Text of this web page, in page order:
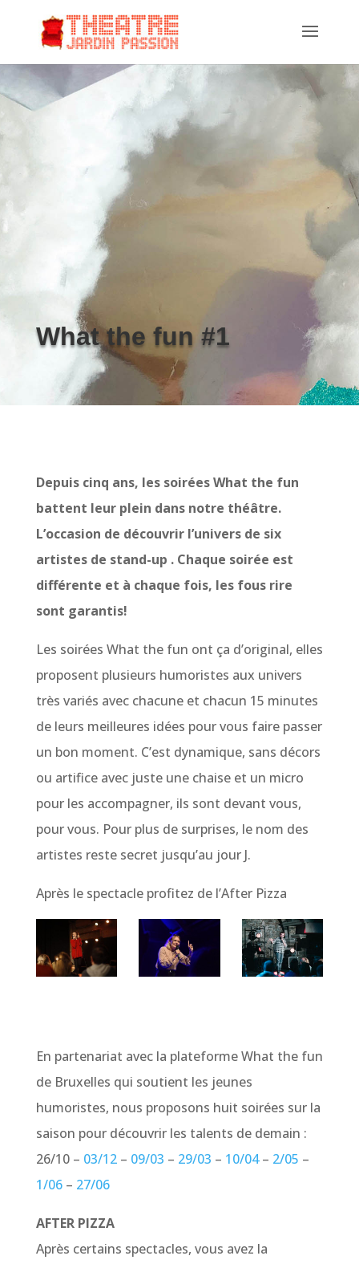
What the fun #1
Depuis cinq ans, les soirées What the fun
battent leur plein dans notre théâtre.
L’occasion de découvrir l’univers de six
artistes de stand-up . Chaque soirée est
différente et à chaque fois, les fous rire
sont garantis!
Les soirées What the fun ont ça d’original, elles
proposent plusieurs humoristes aux univers
très variés avec chacune et chacun 15 minutes
de leurs meilleures idées pour vous faire passer
un bon moment. C’est dynamique, sans décors
ou artifice avec juste une chaise et un micro
pour les accompagner, ils sont devant vous,
pour vous. Pour plus de surprises, le nom des
artistes reste secret jusqu’au jour J.
Après le spectacle profitez de l’After Pizza
En partenariat avec la plateforme What the fun
de Bruxelles qui soutient les jeunes
humoristes, nous proposons huit soirées sur la
saison pour découvrir les talents de demain :
26/10 – 03/12– 09/03 – 29/03 – 10/04– 2/05 –
1/06– 27/06
AFTER PIZZA
Après certains spectacles, vous avez la